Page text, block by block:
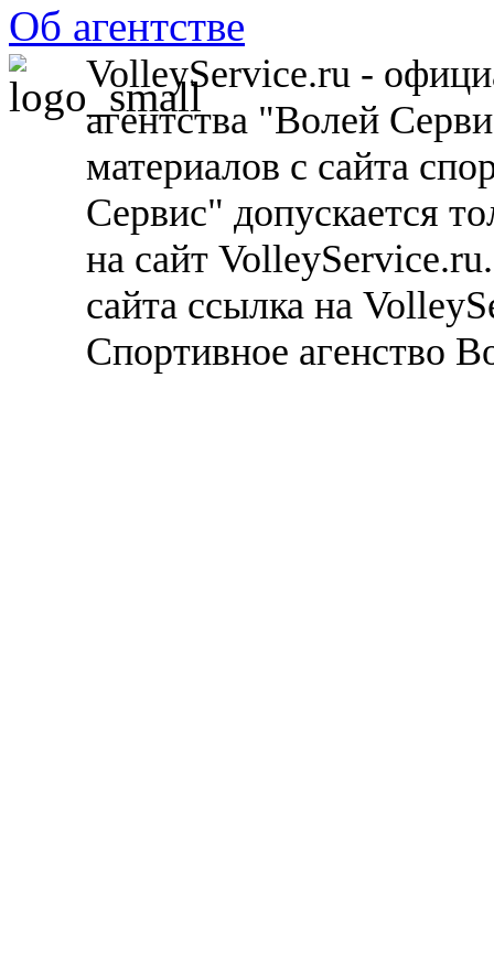
Об агентстве
VolleyService.ru -
агентства "Волей
материалов с сайта
Сервис" допускается
на сайт
сайта ссылка на
Спортивное агенство